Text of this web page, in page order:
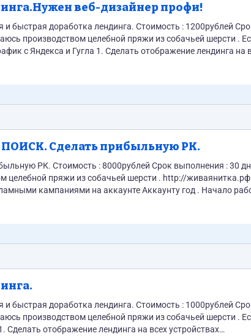
веб-дизайнер профи!
отображение лендинга на всех
ПОИСК. Сделать прибыльную РК.
: 30 дней